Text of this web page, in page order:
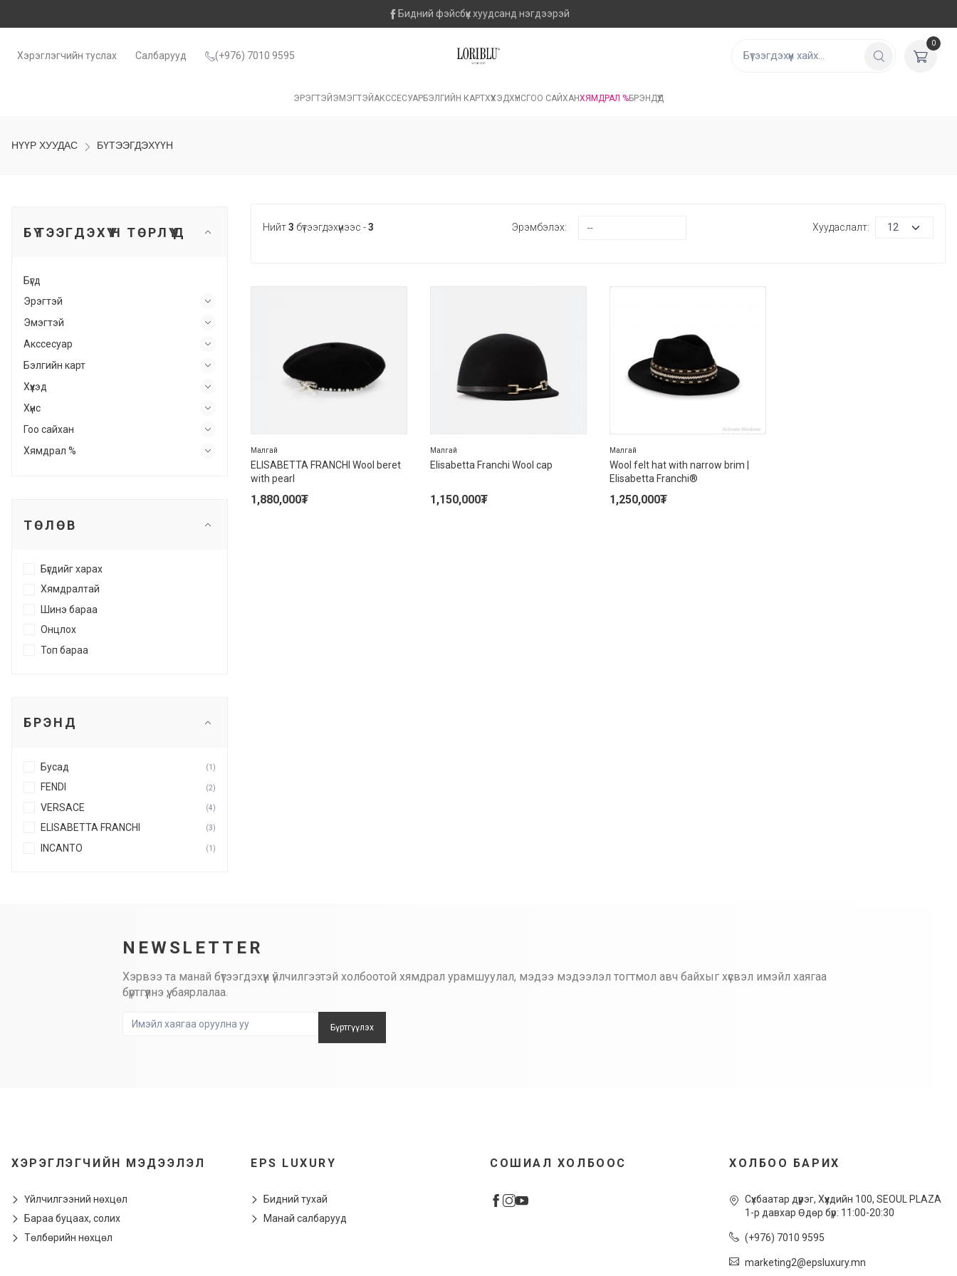
Бидний фэйсбүүк хуудсанд нэгдээрэй
Хэрэглэгчийн туслах Салбарууд (+976) 7010 9595
0
ЭРЭГТЭЙ ЭМЭГТЭЙАКССЕСУАРБЭЛГИЙН КАРТХҮҮХЭДХҮНСГОО САЙХАНХЯМДРАЛ %БРЭНДҮҮД
НҮҮР ХУУДАС БҮТЭЭГДЭХҮҮН
БҮТЭЭГДЭХҮҮН ТӨРЛҮҮД
Бүгд
Эрэгтэй
Эмэгтэй
Акссесуар
Бэлгийн карт
Хүүхэд
Хүнс
Гоо сайхан
Хямдрал %
ТӨЛӨВ
Бүгдийг харах
Хямдралтай
Шинэ бараа
Онцлох
Топ бараа
БРЭНД
Бусад (1)
FENDI (2)
VERSACE (4)
ELISABETTA FRANCHI (3)
INCANTO (1)
Нийт3 бүтээгдэхүүнээс -3 Эрэмбэлэх: Хуудаслалт:
ELISABETTA FRANCHI Wool beret
with pearl
Малгай
1,880,000₮
Elisabetta Franchi Wool cap
Малгай
1,150,000₮
Wool felt hat with narrow brim |
Elisabetta Franchi®
Малгай
1,250,000₮
NEWSLETTER
Хэрвээ та манай бүтээгдэхүүн үйлчилгээтэй холбоотой хямдрал урамшуулал, мэдээ мэдээлэл тогтмол авч байхыг хүсвэл имэйл хаягаа
бүртгүүлнэ үү, баярлалаа.
Бүртгүүлэх
ХЭРЭГЛЭГЧИЙН МЭДЭЭЛЭЛ
Үйлчилгээний нөхцөл
Бараа буцаах, солих
Төлбөрийн нөхцөл
EPS LUXURY
Бидний тухай
Манай салбарууд
СОШИАЛ ХОЛБООС ХОЛБОО БАРИХ
Сүхбаатар дүүрэг, Xүүхдийн 100, SEOUL PLAZA
1-р давхар Өдөр бүр: 11:00-20:30
(+976) 7010 9595
marketing2@epsluxury.mn